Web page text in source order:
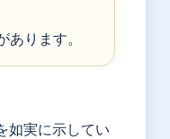
ります。
如実に示してい